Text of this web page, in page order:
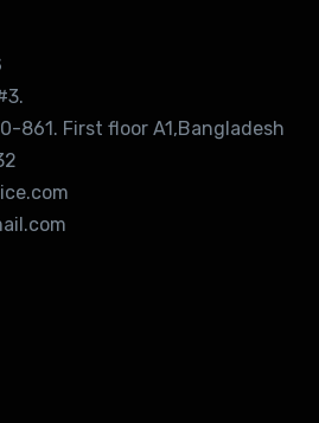
861. First floor A1,Bangladesh